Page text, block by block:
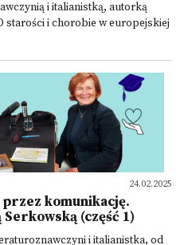
i italianistką, autorką
starości i chorobie w europejskiej
24.02.2025
komunikację.
(część 1)
i italianistka, od